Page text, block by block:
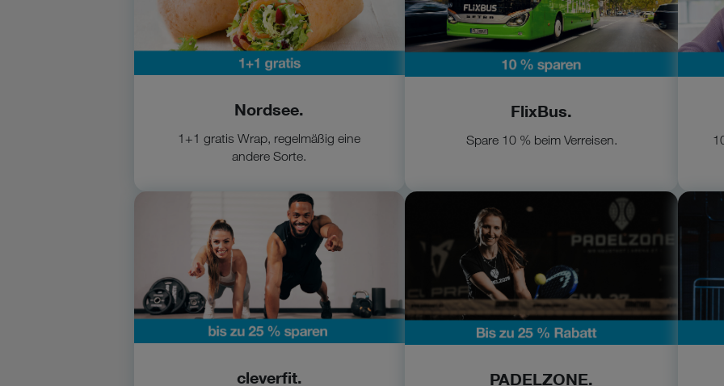
Nordsee.
1+1 gratis Wrap, regelmäßig eine
andere Sorte.
FlixBus.
Spare 10 % beim Verreisen.
cleverfit. PADELZONE.
Zur Padelzone